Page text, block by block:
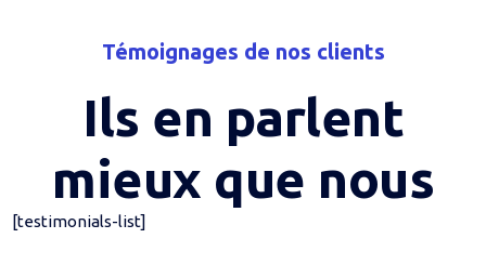
Témoignages de nos clients
Ils en parlent
mieux que nous
[testimonials-list]